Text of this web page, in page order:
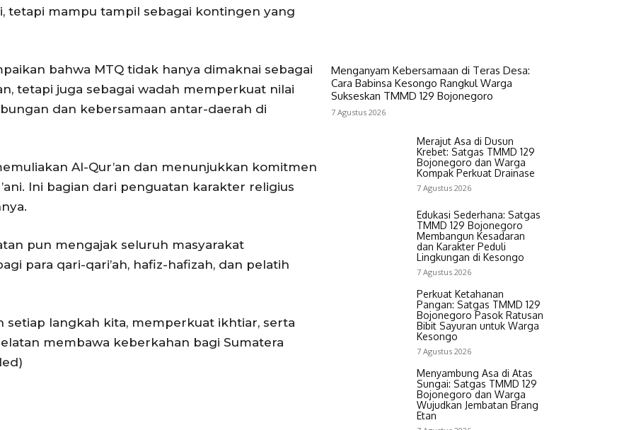
tetapi mampu tampil sebagai kontingen yang
bahwa MTQ tidak hanya dimaknai sebagai
tetapi juga sebagai wadah memperkuat nilai
dan kebersamaan antar-daerah di
Al-Qur’an dan menunjukkan komitmen
Ini bagian dari penguatan karakter religius
pun mengajak seluruh masyarakat
para qari-qari’ah, hafiz-hafizah, dan pelatih
setiap langkah kita, memperkuat ikhtiar, serta
membawa keberkahan bagi Sumatera
Menganyam Kebersamaan di Teras Desa:
Cara Babinsa Kesongo Rangkul Warga
Sukseskan TMMD 129 Bojonegoro
7 Agustus 2026
Merajut Asa di Dusun
Krebet: Satgas TMMD 129
Bojonegoro dan Warga
Kompak Perkuat Drainase
7 Agustus 2026
Edukasi Sederhana: Satgas
TMMD 129 Bojonegoro
Membangun Kesadaran
dan Karakter Peduli
Lingkungan di Kesongo
7 Agustus 2026
Perkuat Ketahanan
Pangan: Satgas TMMD 129
Bojonegoro Pasok Ratusan
Bibit Sayuran untuk Warga
Kesongo
7 Agustus 2026
Menyambung Asa di Atas
Sungai: Satgas TMMD 129
Bojonegoro dan Warga
Wujudkan Jembatan Brang
Etan